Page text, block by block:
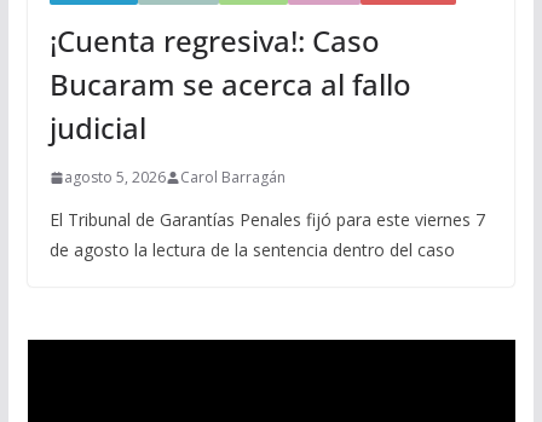
¡Cuenta regresiva!: Caso
Bucaram se acerca al fallo
judicial
agosto 5, 2026 Carol Barragán
El Tribunal de Garantías Penales fijó para este viernes 7
de agosto la lectura de la sentencia dentro del caso